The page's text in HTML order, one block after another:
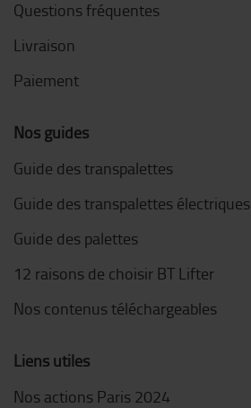
Questions fréquentes
Livraison
Paiement
Nos guides
Guide des transpalettes
Guide des transpalettes électriques
Guide des palettes
12 raisons de choisir BT Lifter
Nos contenus téléchargeables
Liens utiles
Nos actions Paris 2024